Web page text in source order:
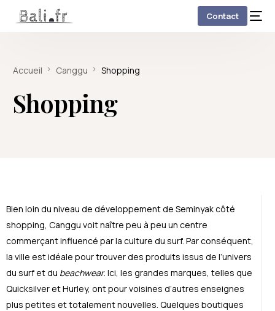
Contact
Accueil Canggu Shopping
Shopping
Bien loin du niveau de développement de Seminyak côté
shopping, Canggu voit naître peu à peu un centre
commerçant influencé par la culture du surf. Par conséquent,
la ville est idéale pour trouver des produits issus de l’univers
du surf et du beachwear. Ici, les grandes marques, telles que
Quicksilver et Hurley, ont pour voisines d’autres enseignes
plus petites et totalement nouvelles. Quelques boutiques